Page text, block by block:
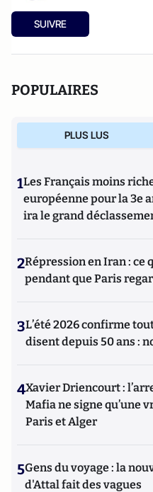
SUIVRE
POPULAIRES
PLUS LUS
1Les Français moins
européenne pour la 3e
ira le grand
2Répression en Iran : ce
pendant que Paris
3L’été 2026 confirme
disent depuis 50 ans :
4Xavier Driencourt :
Mafia ne signe qu’une
Paris et Alger
5Gens du voyage : la
d'Attal fait des vagues